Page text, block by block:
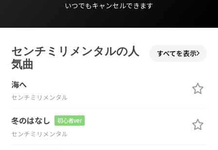
いつでもキャンセルできます
センチミリメンタルの人
気曲
すべてを表示
海へ
センチミリメンタル
冬のはなし 初心者ver
センチミリメンタル